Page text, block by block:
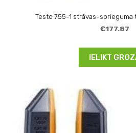
Testo 755-1 strāvas-sprieguma
€177.87
IELIKT